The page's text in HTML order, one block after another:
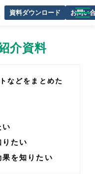
資料ダウンロード お問い
究所
介資料
などをまとめた
い
たい
を知りたい